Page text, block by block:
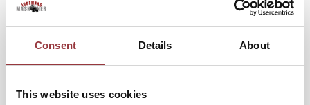
Consent Details About
This website uses cookies